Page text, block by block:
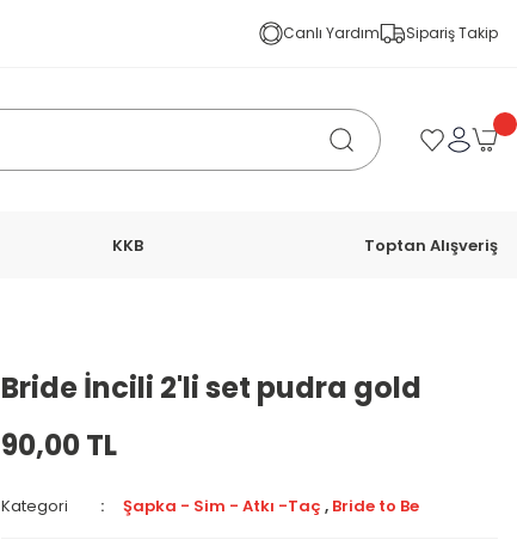
Canlı Yardım Sipariş Takip
KKB Toptan Alışveriş
Bride İncili 2'li set pudra gold
90,00 TL
Kategori Şapka - Sim - Atkı -Taç , Bride to Be